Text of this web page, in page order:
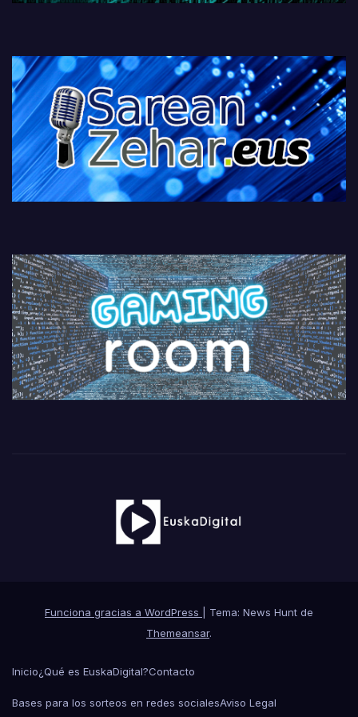
Funciona gracias a WordPress
Tema: News Hunt de
Themeansar.
Inicio¿Qué es EuskaDigital?Contacto
Bases para los sorteos en redes socialesAviso Legal